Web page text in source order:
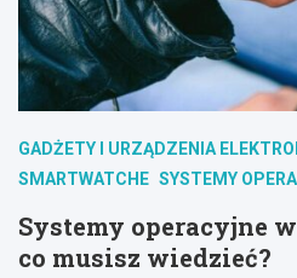
GADŻETY I URZĄDZENIA
SMARTWATCHE SYSTEMY
Systemy operacyjne
co musisz wiedzieć?